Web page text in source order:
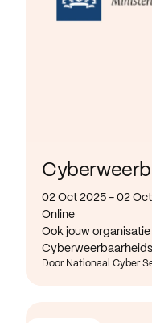
02 Oct 2025 - 02
Online
Ook jouw
Door Nationaal Cyber